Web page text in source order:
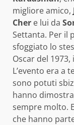
migliore amico,
Cher e lui da
Settanta. Per il
sfoggiato lo
Oscar del
L’evento era a
sono potuti
hanno
sempre molto.
che hanno